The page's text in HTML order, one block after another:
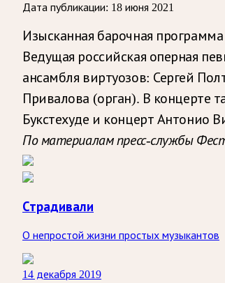
Дата публикации: 18 июня 2021
Изысканная барочная
Ведущая российская оперная
ансамбля виртуозов: Сергей
Привалова (орган). В концерте
Букстехуде и концерт Антонио
По материалам пресс-службы
Страдивали
О непростой жизни простых музыкантов
14 декабря 2019